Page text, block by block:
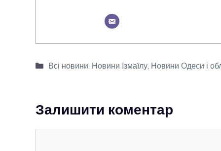
Категорії
Всі новини Новини Ізмаїлу, Новини Одеси і
Залишити коментар